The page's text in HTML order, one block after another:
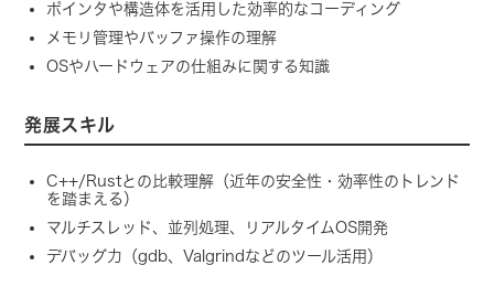
ポインタや構造体を活用した効率的なコーディング
メモリ管理やバッファ操作の理解
OSやハードウェアの仕組みに関する知識
発展スキル
C++/Rustとの比較理解（近年の安全性・効率性のトレンド
を踏まえる）
マルチスレッド、並列処理、リアルタイムOS開発
デバッグ力（gdb、Valgrindなどのツール活用）